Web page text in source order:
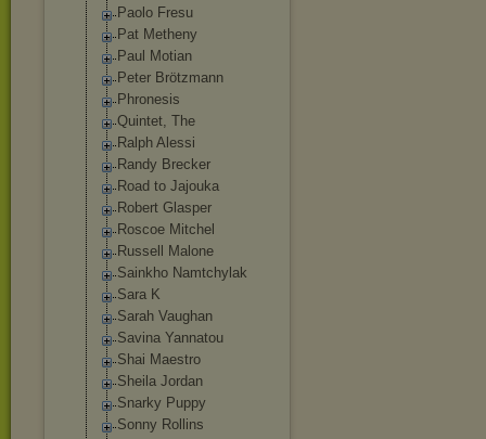
Paolo Fresu
Pat Metheny
Paul Motian
Peter Brötzmann
Phronesis
Quintet, The
Ralph Alessi
Randy Brecker
Road to Jajouka
Robert Glasper
Roscoe Mitchel
Russell Malone
Sainkho Namtchylak
Sara K
Sarah Vaughan
Savina Yannatou
Shai Maestro
Sheila Jordan
Snarky Puppy
Sonny Rollins